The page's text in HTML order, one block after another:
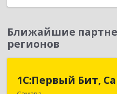
Ближайшие
регионов
1С:Первый Бит,